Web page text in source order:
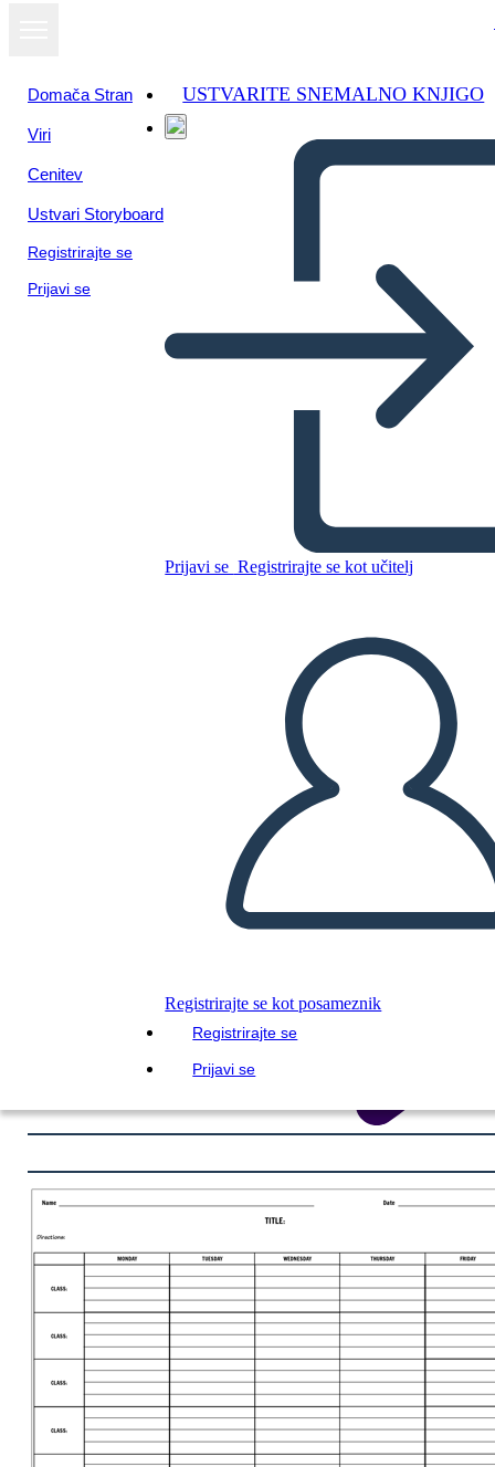
Domača Stran
Viri
Cenitev
Ustvari Storyboard
Registrirajte se
Prijavi se
USTVARITE SNEMALNO KNJIGO
Prijavi se Registrirajte se kot učitelj
Registrirajte se kot posameznik
Registrirajte se
Prijavi se
Kopirajte to snemalno knjigo
PREDVAJANJE DIAPROJEKCIJE
PREBERI MI
Oglejte si kot
diaprojekcijo